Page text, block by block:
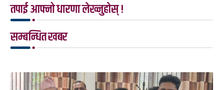
तपाई आफ्नो धारणा लेख्नुहोस् !
सम्बन्धित खबर